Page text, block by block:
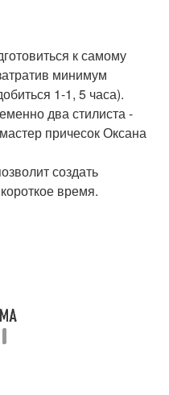
к самому
минимум
1-1, 5 часа).
два стилиста -
причесок Оксана
создать
время.